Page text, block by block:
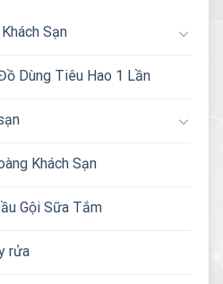
Sạn
Dùng Tiêu Hao 1 Lần
Khách Sạn
Gội Sữa Tắm
rửa